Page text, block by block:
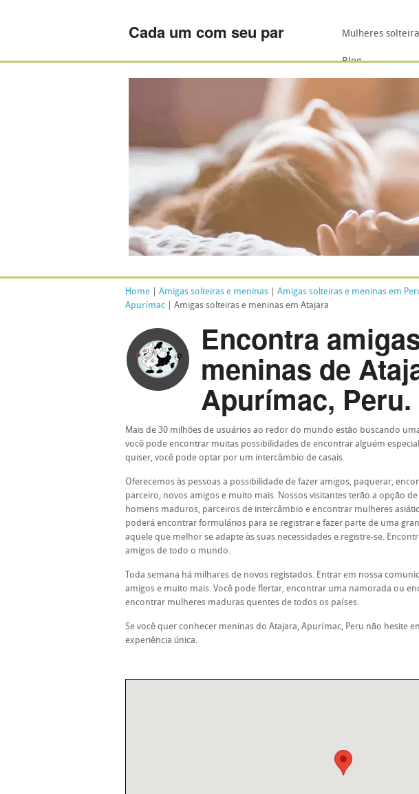
Cada um com seu par Mulheres
Blog
Home Amigas solteiras e meninas Amigas solteiras e meninas em
Apurímac | Amigas solteiras e meninas em Atajara
Encontra
meninas de
Apurímac, Peru.
Mais de 30 milhões de usuários ao redor do mundo estão buscando
você pode encontrar muitas possibilidades de encontrar alguém
quiser, você pode optar por um intercâmbio de casais.
Oferecemos às pessoas a possibilidade de fazer amigos, paquerar,
parceiro, novos amigos e muito mais. Nossos visitantes terão a opção
homens maduros, parceiros de intercâmbio e encontrar mulheres
poderá encontrar formulários para se registrar e fazer parte de uma
aquele que melhor se adapte às suas necessidades e registre-se.
amigos de todo o mundo.
Toda semana há milhares de novos registados. Entrar em nossa
amigos e muito mais. Você pode flertar, encontrar uma namorada ou
encontrar mulheres maduras quentes de todos os países.
Se você quer conhecer meninas do Atajara, Apurímac, Peru não hesite
experiência única.